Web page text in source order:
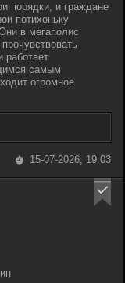
порядки, и граждане
потихоньку
в мегаполис
самым
огромное
15-07-2026, 19:03